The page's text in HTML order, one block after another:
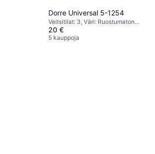
Dorre Universal 5-1254
Veitsitilat: 3, Väri: Ruostumaton
Teräs, Korkeus: 22.5 cm, Leveys:
11 cm, Pituus: 11 cm
20 €
5 kauppoja